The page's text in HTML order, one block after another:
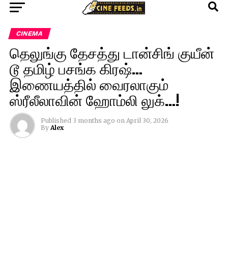
CINEMA
தெலுங்கு தேசத்து டான்சிங் குயீன்
டூ தமிழ் பசங்க கிரஷ்…
இணையத்தில் வைரலாகும்
ஸ்ரீலீலாவின் ஹோம்லி லுக்…!
Published 3 months ago on April 30, 2026
By Alex